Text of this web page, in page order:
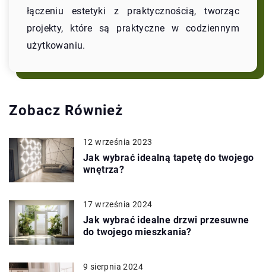
łączeniu estetyki z praktycznością, tworząc
projekty, które są praktyczne w codziennym
użytkowaniu.
Zobacz Również
12 września 2023
Jak wybrać idealną tapetę do twojego
wnętrza?
17 września 2024
Jak wybrać idealne drzwi przesuwne
do twojego mieszkania?
9 sierpnia 2024